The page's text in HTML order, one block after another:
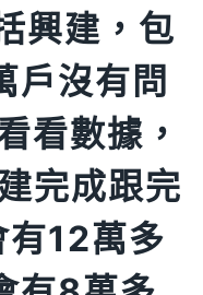
興建，包
戶沒有問
看數據，
完成跟完
有12萬多